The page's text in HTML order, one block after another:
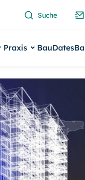
Suche
Praxis BauDates